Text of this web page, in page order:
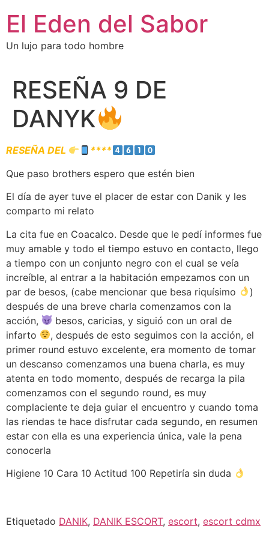
El Eden del Sabor
Un lujo para todo hombre
RESEÑA 9 DE
DANYK
RESEÑA DEL
****
Que paso brothers espero que estén bien
El día de ayer tuve el placer de estar con Danik y les
comparto mi relato
La cita fue en Coacalco. Desde que le pedí informes fue
muy amable y todo el tiempo estuvo en contacto, llego
a tiempo con un conjunto negro con el cual se veía
increíble, al entrar a la habitación empezamos con un
par de besos, (cabe mencionar que besa riquísimo
)
después de una breve charla comenzamos con la
acción,
besos, caricias, y siguió con un oral de
infarto
, después de esto seguimos con la acción, el
primer round estuvo excelente, era momento de tomar
un descanso comenzamos una buena charla, es muy
atenta en todo momento, después de recarga la pila
comenzamos con el segundo round, es muy
complaciente te deja guiar el encuentro y cuando toma
las riendas te hace disfrutar cada segundo, en resumen
estar con ella es una experiencia única, vale la pena
conocerla
Higiene 10 Cara 10 Actitud 100 Repetiría sin duda
Etiquetado DANIK, DANIK ESCORT, escort, escort cdmx